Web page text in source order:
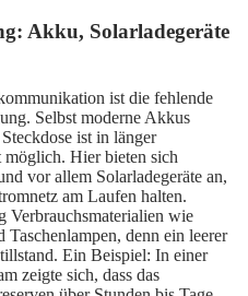
Akku, Solarladegeräte
ist die fehlende
Selbst moderne Akkus
ist in länger
möglich. Hier bieten sich
vor allem Solarladegeräte an,
am Laufen halten.
Verbrauchsmaterialien wie
denn ein leerer
Ein Beispiel: In einer
zeigte sich, dass das